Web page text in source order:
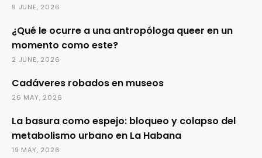
9 JUNE, 2026
¿Qué le ocurre a una antropóloga queer en un
momento como este?
2 JUNE, 2026
Cadáveres robados en museos
26 MAY, 2026
La basura como espejo: bloqueo y colapso del
metabolismo urbano en La Habana
19 MAY, 2026